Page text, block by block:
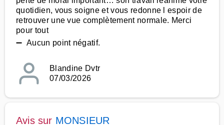
quotidien, vous soigne et vous redonne l espoir de
retrouver une vue complètement normale. Merci
pour tout
➖ Aucun point négatif.
Blandine Dvtr
07/03/2026
Avis sur MONSIEUR